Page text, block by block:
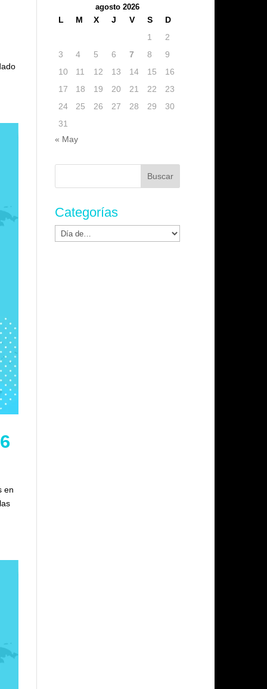
en
agosto 2026
L M X J V S
D
1
2
3
4 5 6 7 8
9
10
11 12 13 14 15
16
17
18 19 20 21 22
23
24
25 26 27 28 29
30
31
« May
Buscar:
Categorías
Categorías